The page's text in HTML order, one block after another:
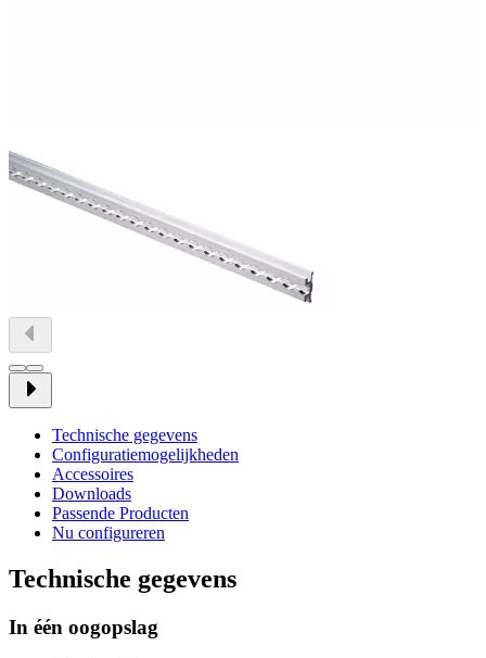
Technische gegevens
Configuratiemogelijkheden
Accessoires
Downloads
Passende Producten
Nu configureren
Technische gegevens
In één oogopslag